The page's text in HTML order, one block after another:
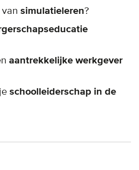
simulatieleren?
aantrekkelijke werkgever
schoolleiderschap in de